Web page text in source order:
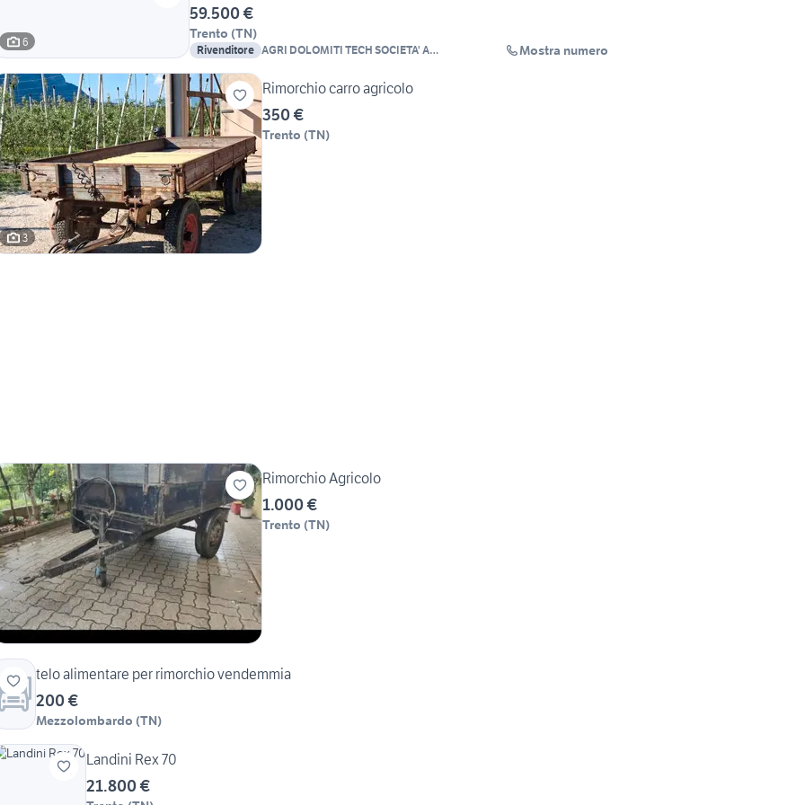
6
59.500 €
Trento (TN)
Rivenditore AGRI DOLOMITI TECH SOCIETA' A
Mostra numero
3
Rimorchio carro agricolo
350 €
Trento (TN)
Rimorchio Agricolo
1.000 €
Trento (TN)
telo alimentare per rimorchio vendemmia
200 €
Mezzolombardo (TN)
Landini Rex 70
21.800 €